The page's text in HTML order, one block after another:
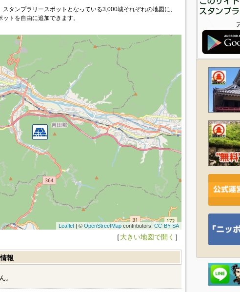
スタンプラリースポットとなっている3,000城それぞれの地図に、
トを自由に追加できます。
Leaflet| © OpenStreetMapcontributors, CC-BY-SA
［大きい地図で開く ］
報
。